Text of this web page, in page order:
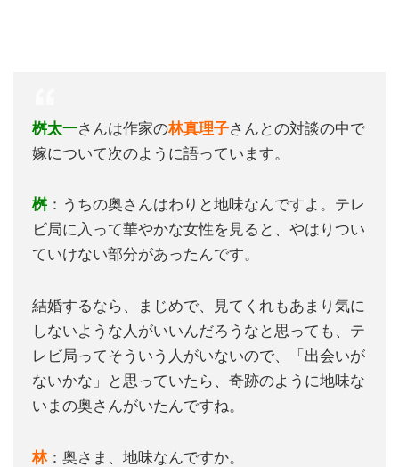
桝太一さんは作家の林真理子さんとの対談の中で
嫁について次のように語っています。
桝 ：うちの奥さんはわりと地味なんですよ。テレ
ビ局に入って華やかな女性を見ると、やはりつい
ていけない部分があったんです。
結婚するなら、まじめで、見てくれもあまり気に
しないような人がいいんだろうなと思っても、テ
レビ局ってそういう人がいないので、「出会いが
ないかな」と思っていたら、奇跡のように地味な
いまの奥さんがいたんですね。
林：奥さま、地味なんですか。